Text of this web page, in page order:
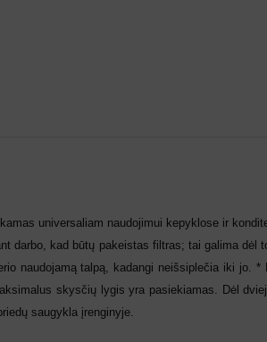
universaliam naudojimui kepyklose ir
darbo, kad būtų pakeistas filtras; tai galima
naudojamą talpą, kadangi neišsiplečia iki jo.
skysčių lygis yra pasiekiamas. Dėl
saugykla įrenginyje.